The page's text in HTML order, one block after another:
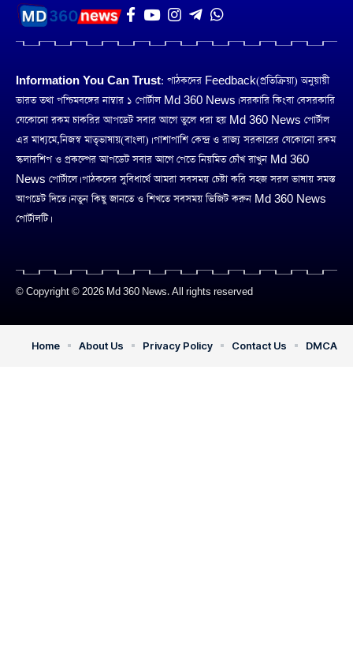
Information You Can Trust: পাঠকদের Feedback(প্রতিক্রিয়া) অনুয়ায়ী
ভারত তথা পশ্চিমবঙ্গের নাম্বার ১ পোর্টাল Md 360 News। সরকারি কিংবা বেসরকারি
যেকোনো রকম চাকরির আপডেট সবার আগে তুলে ধরা হয় Md 360 News পোর্টাল
এর মাধ্যমে,নিজস্ব মাতৃভাষায়(বাংলা)। পাশাপাশি কেন্দ্র ও রাজ্য সরকারের যেকোনো রকম
স্কলারশিপ ও প্রকল্পের আপডেট সবার আগে পেতে নিয়মিত চোঁখ রাখুন Md 360
News পোর্টালে। পাঠকদের সুবিধার্থে আমরা সবসময় চেষ্টা করি সহজ সরল ভাষায় সমস্ত
আপডেট দিতে। নতুন কিছু জানতে ও শিখতে সবসময় ভিজিট করুন Md 360 News
পোর্টালটি।
© Copyright © 2026 Md 360 News. All rights reserved
Home About Us Privacy Policy Contact Us DMCA